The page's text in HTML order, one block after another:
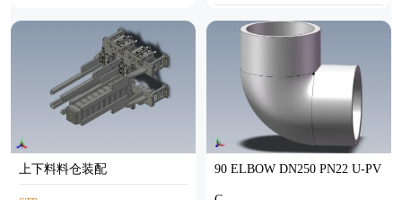
STP
上下料料仓装配 90 ELBOW DN250 PN22 U-PV